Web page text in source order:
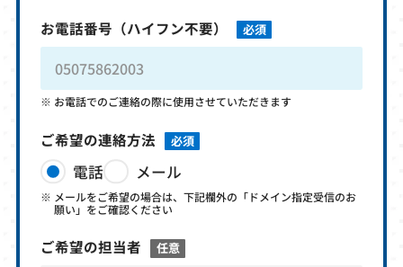
お電話番号 （ハイフン不要） 必須
お電話でのご連絡の際に使用させていただきます
ご希望の連絡方法 必須
電話 メール
メールをご希望の場合は、下記欄外の「ドメイン指定受信のお
願い」をご確認ください
ご希望の担当者 任意